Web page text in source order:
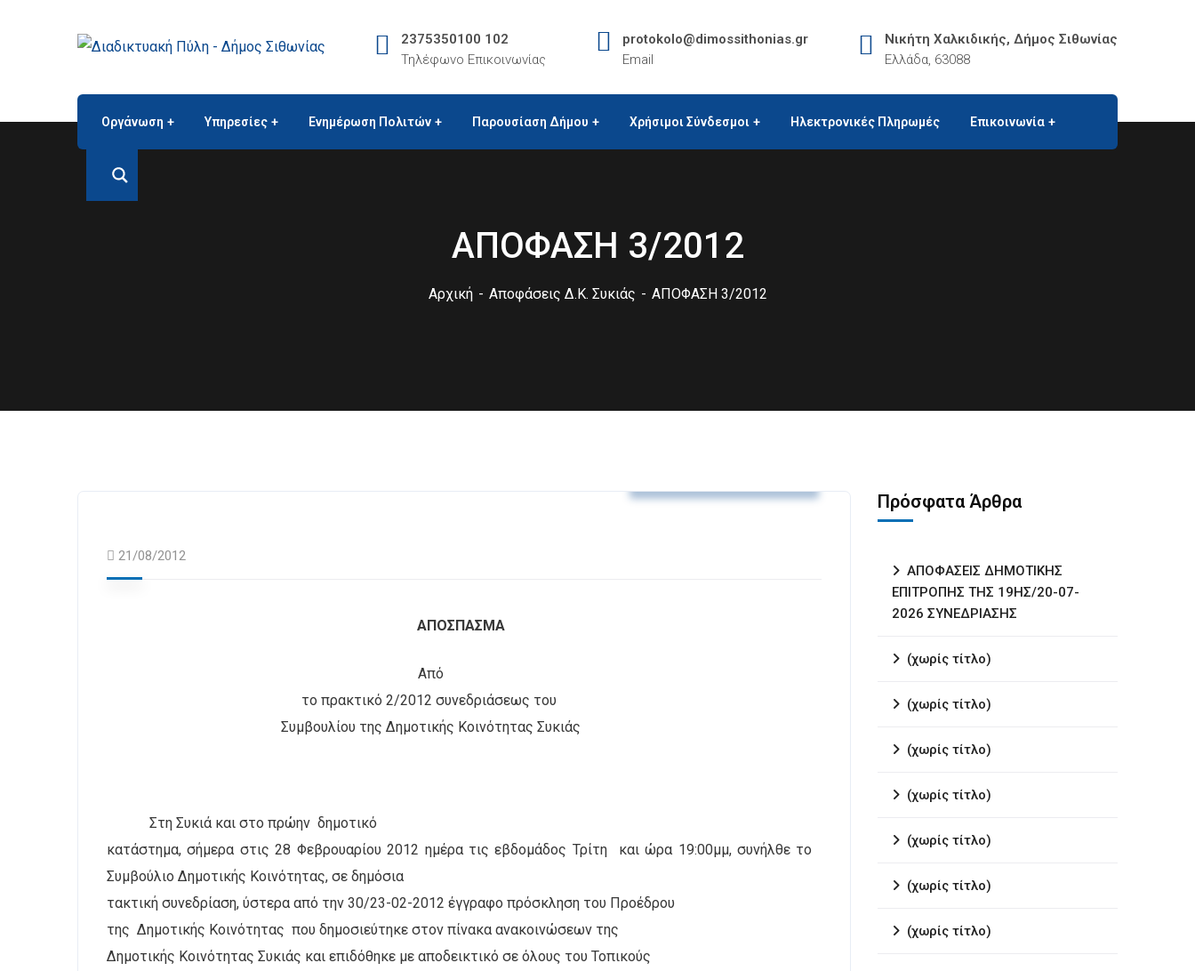
2375350100 102
Τηλέφωνο Επικοινωνίας
protokolo@dimossithonias.gr
Email
Νικήτη Χαλκιδικής, Δήμος Σιθωνίας
Ελλάδα, 63088
Οργάνωση Υπηρεσίες Ενημέρωση Πολιτών Παρουσίαση Δήμου Χρήσιμοι Σύνδεσμοι Ηλεκτρονικές Πληρωμές Επικοινωνία
ΑΠΟΦΑΣΗ 3/2012
Αρχική Αποφάσεις Δ.Κ. Συκιάς ΑΠΟΦΑΣΗ 3/2012
21/08/2012
ΑΠΟΣΠΑΣΜΑ
Από
το πρακτικό 2/2012 συνεδριάσεως του
Συμβουλίου της Δημοτικής Κοινότητας Συκιάς
Στη Συκιά και στο πρώην δημοτικό
κατάστημα, σήμερα στις 28 Φεβρουαρίου 2012 ημέρα τις εβδομάδος Τρίτη
και ώρα 19:00μμ, συνήλθε το
Συμβούλιο Δημοτικής Κοινότητας, σε δημόσια
τακτική συνεδρίαση, ύστερα από την 30/23-02-2012 έγγραφο πρόσκληση του Προέδρου
της Δημοτικής Κοινότητας που δημοσιεύτηκε στον πίνακα ανακοινώσεων της
Δημοτικής Κοινότητας Συκιάς και επιδόθηκε με αποδεικτικό σε όλους του Τοπικούς
Πρόσφατα Άρθρα
ΑΠΟΦΑΣΕΙΣ ΔΗΜΟΤΙΚΗΣ
ΕΠΙΤΡΟΠΗΣ ΤΗΣ 19ΗΣ/20-07-
2026 ΣΥΝΕΔΡΙΑΣΗΣ
(χωρίς τίτλο)
(χωρίς τίτλο)
(χωρίς τίτλο)
(χωρίς τίτλο)
(χωρίς τίτλο)
(χωρίς τίτλο)
(χωρίς τίτλο)